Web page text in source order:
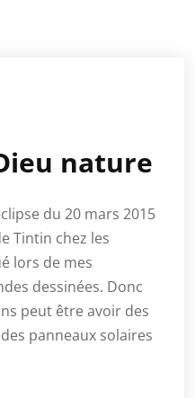
nature
du 20 mars 2015
Tintin chez les
lors de mes
dessinées. Donc
peut être avoir des
panneaux solaires